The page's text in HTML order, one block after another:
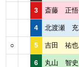
3 斎藤 正悟
4 北渡瀬 充
○ 5 吉田 祐也
6 丸山 智史